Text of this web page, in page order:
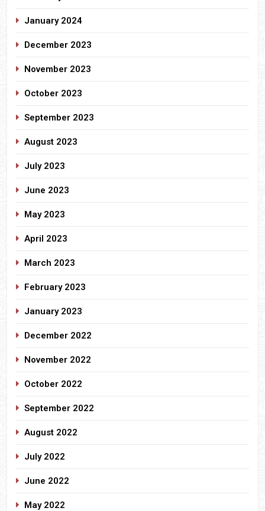
January 2024
December 2023
November 2023
October 2023
September 2023
August 2023
July 2023
June 2023
May 2023
April 2023
March 2023
February 2023
January 2023
December 2022
November 2022
October 2022
September 2022
August 2022
July 2022
June 2022
May 2022